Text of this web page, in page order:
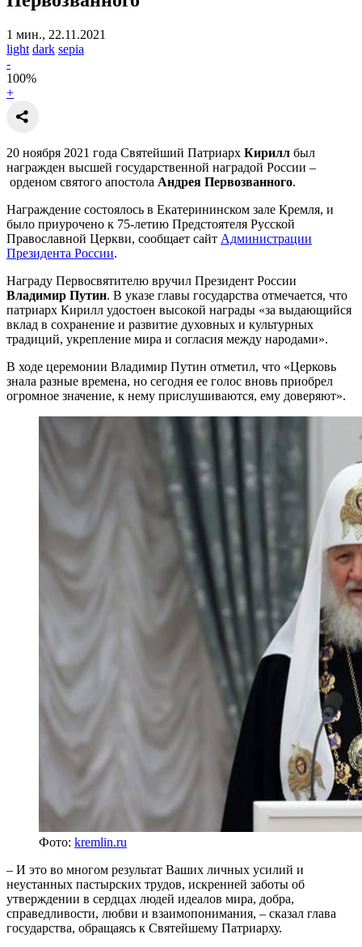
1 мин., 22.11.2021
light dark sepia
-
100%
+
20 ноября 2021 года Святейший Патриарх Кирилл был
награжден высшей государственной наградой России –
орденом святого апостола Андрея Первозванного.
Награждение состоялось в Екатерининском зале Кремля, и
было приурочено к 75-летию Предстоятеля Русской
Православной Церкви, сообщает сайт Администрации
Президента России.
Награду Первосвятителю вручил Президент России
Владимир Путин. В указе главы государства отмечается, что
патриарх Кирилл удостоен высокой награды «за выдающийся
вклад в сохранение и развитие духовных и культурных
традиций, укрепление мира и согласия между народами».
В ходе церемонии Владимир Путин отметил, что «Церковь
знала разные времена, но сегодня ее голос вновь приобрел
огромное значение, к нему прислушиваются, ему доверяют».
Фото: kremlin.ru
– И это во многом результат Ваших личных усилий и
неустанных пастырских трудов, искренней заботы об
утверждении в сердцах людей идеалов мира, добра,
справедливости, любви и взаимопонимания, – сказал глава
государства, обращаясь к Святейшему Патриарху.